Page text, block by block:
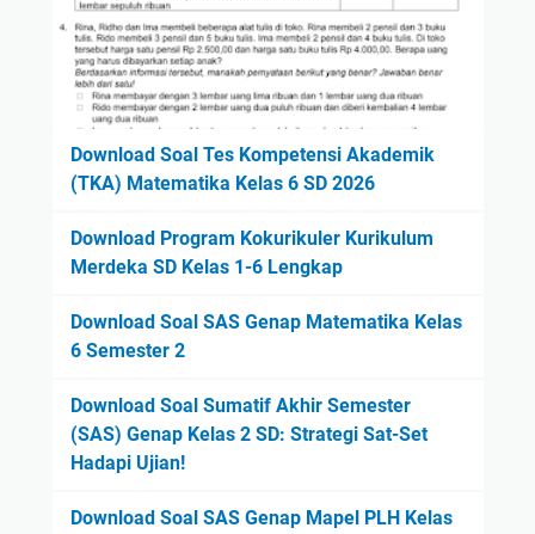
Download Soal Tes Kompetensi Akademik
(TKA) Matematika Kelas 6 SD 2026
Download Program Kokurikuler Kurikulum
Merdeka SD Kelas 1-6 Lengkap
Download Soal SAS Genap Matematika Kelas
6 Semester 2
Download Soal Sumatif Akhir Semester
(SAS) Genap Kelas 2 SD: Strategi Sat-Set
Hadapi Ujian!
Download Soal SAS Genap Mapel PLH Kelas